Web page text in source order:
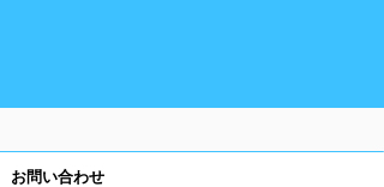
お問い合わせ